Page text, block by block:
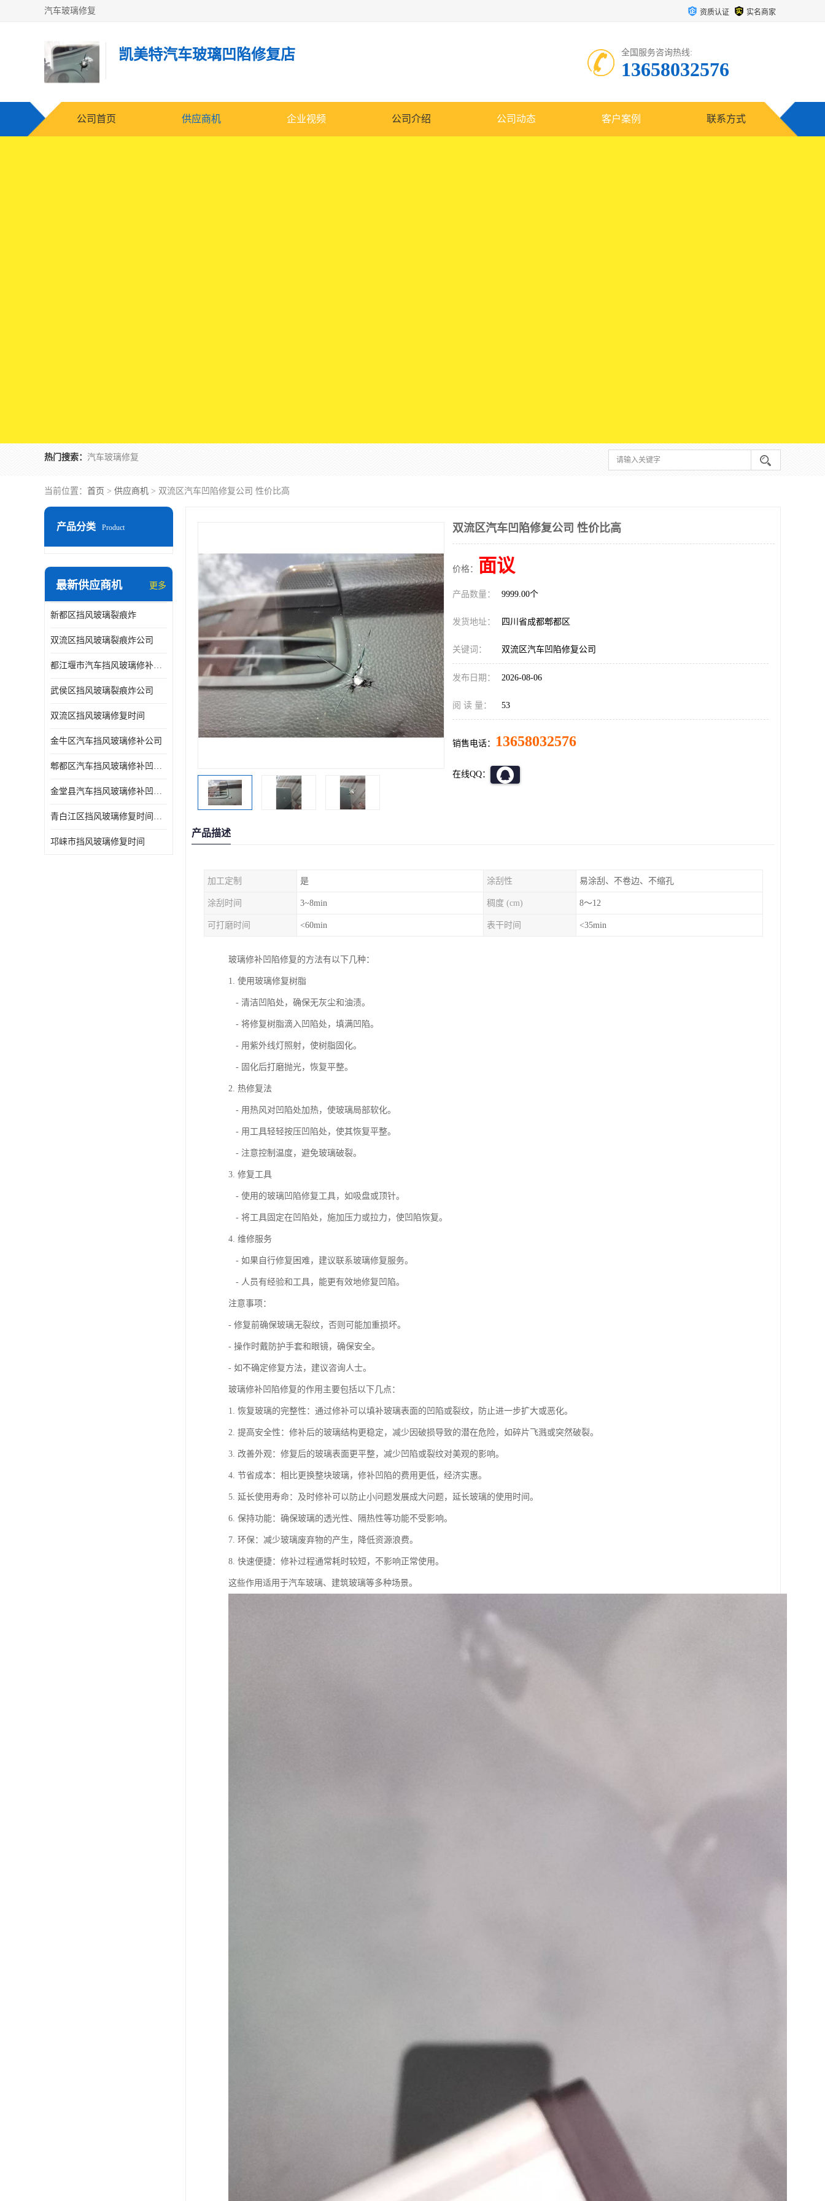
汽车玻璃修复 资质认证 实名商家
凯美特汽车玻璃凹陷修复店 全国服务咨询热线:
13658032576
公司首页 供应商机 企业视频 公司介绍 公司动态 客户案例 联系方式
热门搜索： 汽车玻璃修复
当前位置： 首页 > 供应商机 > 双流区汽车凹陷修复公司 性价比高
产品分类 Product
最新供应商机 更多
新都区挡风玻璃裂痕炸
双流区挡风玻璃裂痕炸公司
都江堰市汽车挡风玻璃修补凹陷修复
武侯区挡风玻璃裂痕炸公司
双流区挡风玻璃修复时间
金牛区汽车挡风玻璃修补公司
郫都区汽车挡风玻璃修补凹陷修复公司
金堂县汽车挡风玻璃修补凹陷修复公司
青白江区挡风玻璃修复时间公司
邛崃市挡风玻璃修复时间
双流区汽车凹陷修复公司 性价比高
价格： 面议
产品数量： 9999.00个
发货地址： 四川省成都郫都区
关键词： 双流区汽车凹陷修复公司
发布日期： 2026-08-06
阅 读 量： 53
销售电话： 13658032576
在线QQ：
产品描述
加工定制 是 涂刮性 易涂刮、不卷边、不缩孔
涂刮时间 3~8min 稠度 (cm) 8～12
可打磨时间 <60min 表干时间 <35min
玻璃修补凹陷修复的方法有以下几种：
1. 使用玻璃修复树脂
- 清洁凹陷处，确保无灰尘和油渍。
- 将修复树脂滴入凹陷处，填满凹陷。
- 用紫外线灯照射，使树脂固化。
- 固化后打磨抛光，恢复平整。
2. 热修复法
- 用热风对凹陷处加热，使玻璃局部软化。
- 用工具轻轻按压凹陷处，使其恢复平整。
- 注意控制温度，避免玻璃破裂。
3. 修复工具
- 使用的玻璃凹陷修复工具，如吸盘或顶针。
- 将工具固定在凹陷处，施加压力或拉力，使凹陷恢复。
4. 维修服务
- 如果自行修复困难，建议联系玻璃修复服务。
- 人员有经验和工具，能更有效地修复凹陷。
注意事项：
- 修复前确保玻璃无裂纹，否则可能加重损坏。
- 操作时戴防护手套和眼镜，确保安全。
- 如不确定修复方法，建议咨询人士。
玻璃修补凹陷修复的作用主要包括以下几点：
1. 恢复玻璃的完整性：通过修补可以填补玻璃表面的凹陷或裂纹，防止进一步扩大或恶化。
2. 提高安全性：修补后的玻璃结构更稳定，减少因破损导致的潜在危险，如碎片飞溅或突然破裂。
3. 改善外观：修复后的玻璃表面更平整，减少凹陷或裂纹对美观的影响。
4. 节省成本：相比更换整块玻璃，修补凹陷的费用更低，经济实惠。
5. 延长使用寿命：及时修补可以防止小问题发展成大问题，延长玻璃的使用时间。
6. 保持功能：确保玻璃的透光性、隔热性等功能不受影响。
7. 环保：减少玻璃废弃物的产生，降低资源浪费。
8. 快速便捷：修补过程通常耗时较短，不影响正常使用。
这些作用适用于汽车玻璃、建筑玻璃等多种场景。